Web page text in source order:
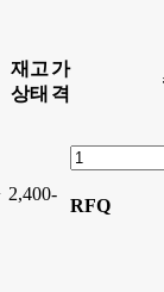
재고
상태
가
격
2,400-
RFQ